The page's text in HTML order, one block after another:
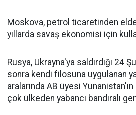
Moskova, petrol ticaretinden
yıllarda savaş ekonomisi için
Rusya, Ukrayna'ya saldırdığı 24
sonra kendi filosuna uygulanan
aralarında AB üyesi
çok ülkeden yabancı bandıralı